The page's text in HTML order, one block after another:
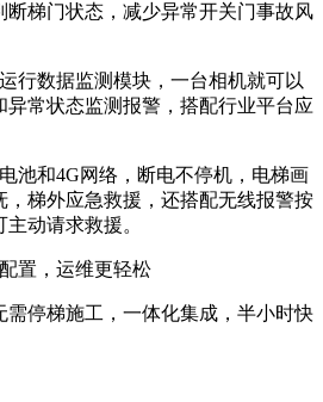
断梯门状态，减少异常开关门事故风
行数据监测模块，一台相机就可以
异常状态监测报警，搭配行业平台应
池和4G网络，断电不停机，电梯画
，梯外应急救援，还搭配无线报警按
动请求救援。
置，运维更轻松
需停梯施工，一体化集成，半小时快